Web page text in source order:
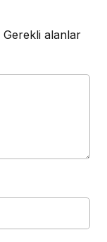
Gerekli alanlar